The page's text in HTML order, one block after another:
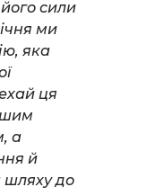
сили
ми
яка
ця
а
й
шляху до